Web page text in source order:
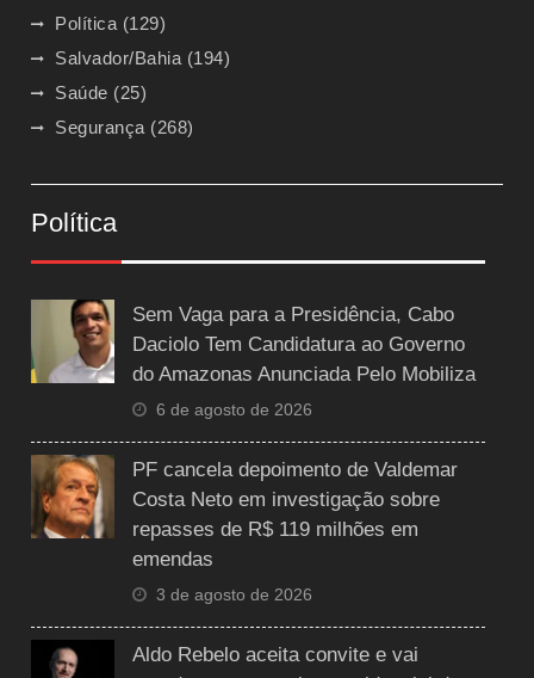
Política (129)
Salvador/Bahia (194)
Saúde (25)
Segurança (268)
Política
Sem Vaga para a Presidência, Cabo
Daciolo Tem Candidatura ao Governo
do Amazonas Anunciada Pelo Mobiliza
6 de agosto de 2026
PF cancela depoimento de Valdemar
Costa Neto em investigação sobre
repasses de R$ 119 milhões em
emendas
3 de agosto de 2026
Aldo Rebelo aceita convite e vai